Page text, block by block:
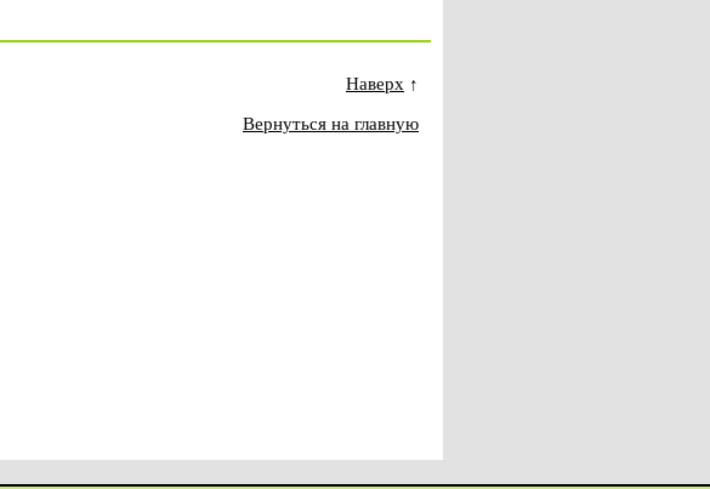
Наверх ↑
Вернуться на главную